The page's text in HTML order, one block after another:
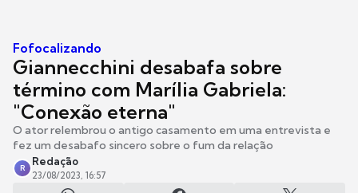
Fofocalizando
Giannecchini desabafa sobre
término com Marília Gabriela:
"Conexão eterna"
O ator relembrou o antigo casamento em uma entrevista e
fez um desabafo sincero sobre o fum da relação
R
Redação
23/08/2023, 16:57